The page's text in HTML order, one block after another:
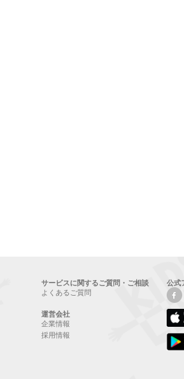
サービスに関するご質問・ご相談
よくあるご質問
運営会社
企業情報
採用情報
公式